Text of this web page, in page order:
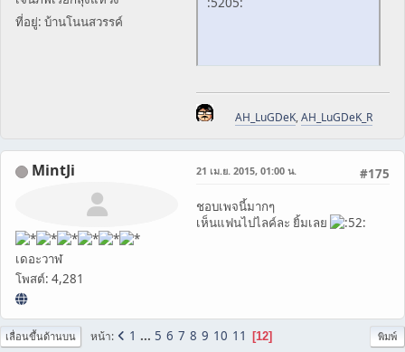
ที่อยู่: บ้านโนนสวรรค์
AH_LuGDeK,AH_LuGDeK_R
MintJi
เดอะวาฬ
โพสต์: 4,281
#175
21 เม.ย. 2015, 01:00 น.
ชอบเพจนี้มากๆ
เห็นแฟนไปไลค์ละ ยิ้มเลย
พิมพ์
เลื่อนขึ้นด้านบน หน้า 1 ... 5 6 7 8 9 10 11 12